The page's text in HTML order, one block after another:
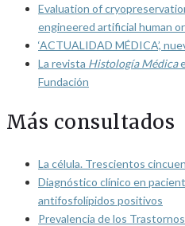
Evaluation of
engineered artificial human
‘ACTUALIDAD MÉDICA’,
La revista Histología Médica
Fundación
Más consultados
La célula. Trescientos
Diagnóstico clínico en
antifosfolípidos positivos
Prevalencia de los